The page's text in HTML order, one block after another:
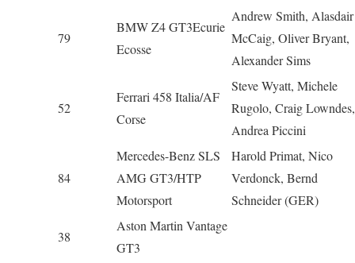
79
BMW Z4 GT3Ecurie
Ecosse
Andrew Smith, Alasdair
McCaig, Oliver Bryant,
Alexander Sims
52
Ferrari 458 Italia/AF
Corse
Steve Wyatt, Michele
Rugolo, Craig Lowndes,
Andrea Piccini
84
Mercedes-Benz SLS
AMG GT3/HTP
Motorsport
Harold Primat, Nico
Verdonck, Bernd
Schneider (GER)
38
Aston Martin Vantage
GT3